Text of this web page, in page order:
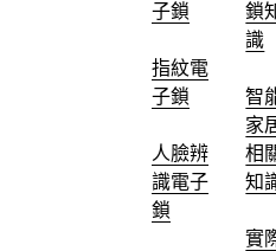
子鎖
指紋電
子鎖
人臉辨
識電子
鎖
鎖
識
智
家
相
知
實